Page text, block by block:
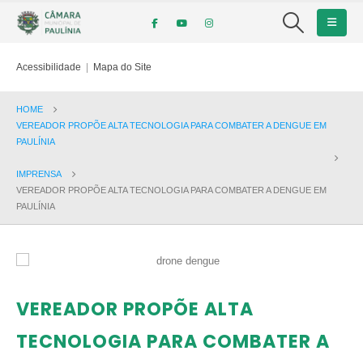
Acessibilidade | Mapa do Site
HOME
VEREADOR PROPÕE ALTA TECNOLOGIA PARA COMBATER A DENGUE EM
PAULÍNIA
IMPRENSA
VEREADOR PROPÕE ALTA TECNOLOGIA PARA COMBATER A DENGUE EM
PAULÍNIA
VEREADOR PROPÕE ALTA
TECNOLOGIA PARA COMBATER A